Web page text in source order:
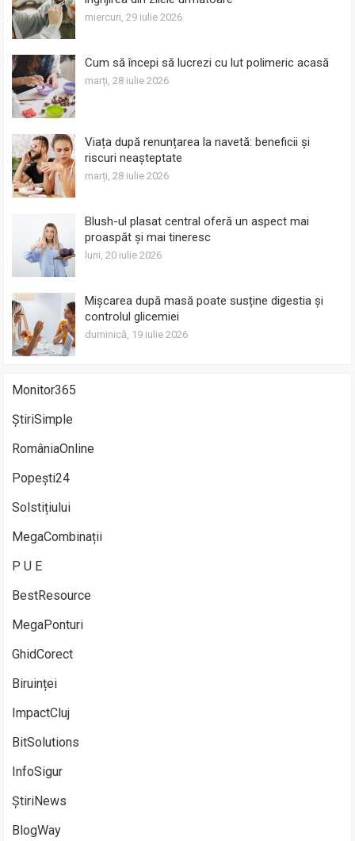
miercuri, 29 iulie 2026
Cum să începi să lucrezi cu lut polimeric acasă
marți, 28 iulie 2026
Viața după renunțarea la navetă: beneficii și
riscuri neașteptate
marți, 28 iulie 2026
Blush-ul plasat central oferă un aspect mai
proaspăt și mai tineresc
luni, 20 iulie 2026
Mișcarea după masă poate susține digestia și
controlul glicemiei
duminică, 19 iulie 2026
Monitor365
ȘtiriSimple
RomâniaOnline
Popești24
Solstițiului
MegaCombinații
P U E
BestResource
MegaPonturi
GhidCorect
Biruinței
ImpactCluj
BitSolutions
InfoSigur
ȘtiriNews
BlogWay